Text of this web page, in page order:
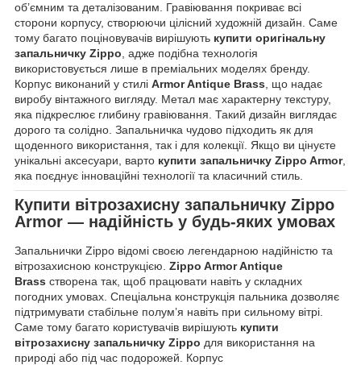
об’ємним та деталізованим. Гравіювання покриває всі
сторони корпусу, створюючи цілісний художній дизайн. Саме
тому багато поціновувачів вирішують купити оригінальну
запальничку Zippo , адже подібна технологія
використовується лише в преміальних моделях бренду.
Корпус виконаний у стилі Armor Antique Brass , що надає
виробу вінтажного вигляду. Метал має характерну текстуру,
яка підкреслює глибину гравіювання. Такий дизайн виглядає
дорого та солідно. Запальничка чудово підходить як для
щоденного використання, так і для колекції. Якщо ви цінуєте
унікальні аксесуари, варто купити запальничку Zippo Armor,
яка поєднує інноваційні технології та класичний стиль.
Купити вітрозахисну запальничку Zippo
Armor — надійність у будь-яких умовах
Запальнички Zippo відомі своєю легендарною надійністю та
вітрозахисною конструкцією. Zippo Armor Antique
Brass створена так, щоб працювати навіть у складних
погодних умовах. Спеціальна конструкція пальника дозволяє
підтримувати стабільне полум’я навіть при сильному вітрі.
Саме тому багато користувачів вирішують купити
вітрозахисну запальничку Zippo для використання на
природі або під час подорожей. Корпус